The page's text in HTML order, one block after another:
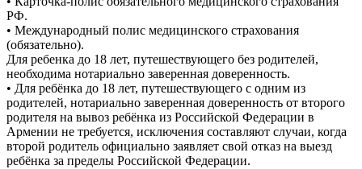
РФ.
• Международный полис медицинского страхования
(обязательно).
Для ребенка до 18 лет, путешествующего без родителей,
необходима нотариально заверенная доверенность.
• Для ребёнка до 18 лет, путешествующего с одним из
родителей, нотариально заверенная доверенность от второго
родителя на вывоз ребёнка из Российской Федерации в
Армении не требуется, исключения составляют случаи, когда
второй родитель официально заявляет свой отказ на выезд
ребёнка за пределы Российской Федерации.